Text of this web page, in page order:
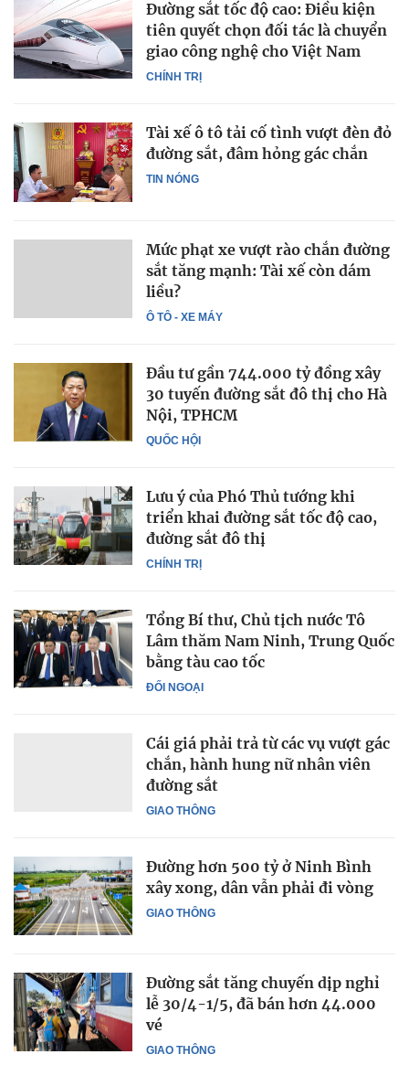
CHÍNH TRỊ
Đường sắt tốc độ cao: Điều kiện
tiên quyết chọn đối tác là chuyển
giao công nghệ cho Việt Nam
TIN NÓNG
Tài xế ô tô tải cố tình vượt đèn đỏ
đường sắt, đâm hỏng gác chắn
Ô TÔ - XE MÁY
Mức phạt xe vượt rào chắn đường
sắt tăng mạnh: Tài xế còn dám
liều?
QUỐC HỘI
Đầu tư gần 744.000 tỷ đồng xây
30 tuyến đường sắt đô thị cho Hà
Nội, TPHCM
CHÍNH TRỊ
Lưu ý của Phó Thủ tướng khi
triển khai đường sắt tốc độ cao,
đường sắt đô thị
ĐỐI NGOẠI
Tổng Bí thư, Chủ tịch nước Tô
Lâm thăm Nam Ninh, Trung Quốc
bằng tàu cao tốc
GIAO THÔNG
Cái giá phải trả từ các vụ vượt gác
chắn, hành hung nữ nhân viên
đường sắt
GIAO THÔNG
Đường hơn 500 tỷ ở Ninh Bình
xây xong, dân vẫn phải đi vòng
GIAO THÔNG
Đường sắt tăng chuyến dịp nghỉ
lễ 30/4-1/5, đã bán hơn 44.000
vé